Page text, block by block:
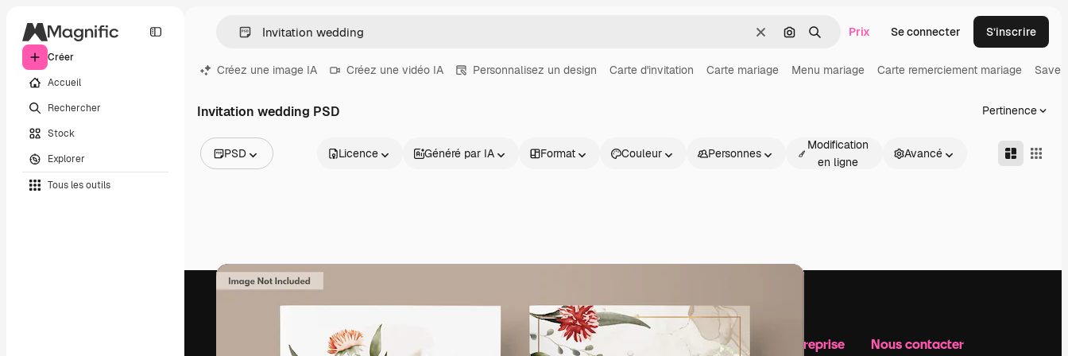
Créer
Accueil
Rechercher
Stock
Explorer
Tous les outils
EffacerRechercher par image
Rechercher
Prix Se connecter S’inscrire
Créez une image IA Créez une vidéo IA Personnalisez un design Carte d'invitation Carte mariage Menu mariage Carte remerciement mariage Save
Invitation wedding PSD Pertinence
PSD
Vidéos
Clips de vidéo
Templates vidéos
Licence Généré par IA Format Couleur Personnes
Modification
en ligne
Avancé
Produits Commencer Notre entreprise Nous contacter